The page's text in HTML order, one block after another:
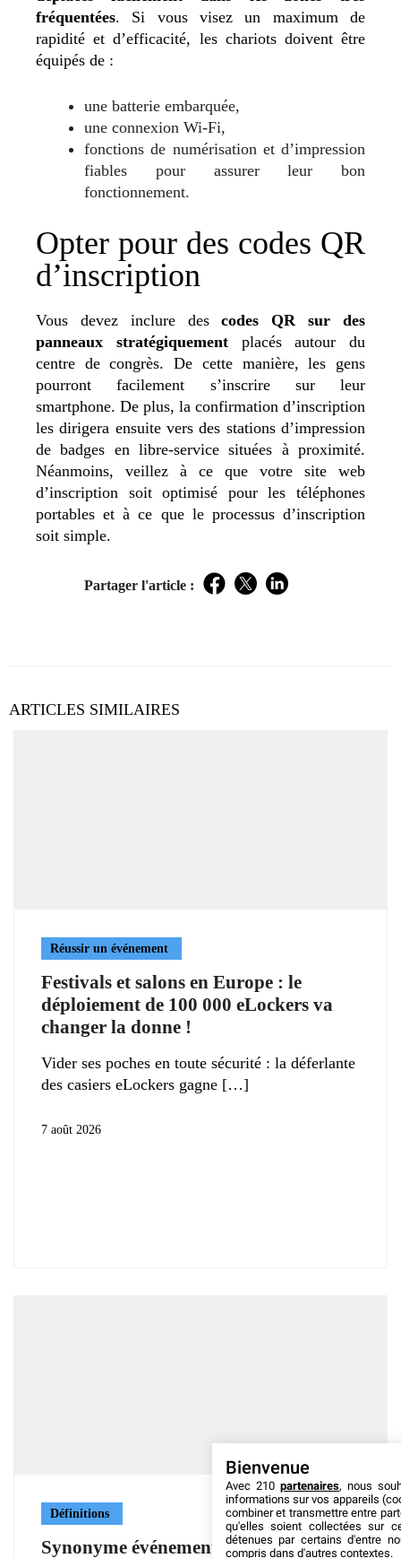
fréquentées. Si vous visez un maximum de
rapidité et d’efficacité, les chariots doivent être
équipés de :
une batterie embarquée,
une connexion Wi-Fi,
fonctions de numérisation et d’impression
fiables pour assurer leur bon
fonctionnement.
Opter pour des codes QR
d’inscription
Vous devez inclure descodes QR sur des
panneaux stratégiquementplacés autour du
centre de congrès. De cette manière, les gens
pourront facilement s’inscrire sur leur
smartphone. De plus, la confirmation d’inscription
les dirigera ensuite vers des stations d’impression
de badges en libre-service situées à proximité.
Néanmoins, veillez à ce que votre site web
d’inscription soit optimisé pour les téléphones
portables et à ce que le processus d’inscription
soit simple.
Partager l'article : Facebook
TwitterLinkedIn
ARTICLES SIMILAIRES
Réussir un événement
Festivals et salons en Europe : le
déploiement de 100 000 eLockers va
changer la donne !
Vider ses poches en toute sécurité : la déferlante
des casiers eLockers gagne
7 août 2026
Définitions
Synonyme événement : comment
Bienvenue
Avec 210 partenaires, nous
informations sur vos appareils
combiner et transmettre entre
qu'elles soient collectées sur
détenues par certains d'entre
compris dans d'autres contextes.